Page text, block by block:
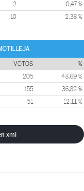
2 0,47 %
10 2,38 %
VOTOS %
205 48,69 %
155 36,82 %
51 12,11 %
xml